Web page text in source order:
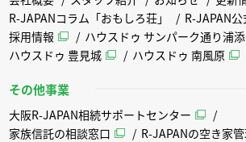
R-JAPANコラム「おもしろ荘」
R-JAPAN
採用情報
ハウスドゥ サンパーク通り浦添
ハウスドゥ 豊見城
ハウスドゥ 南風原
その他事業
大阪R-JAPAN相続サポートセンター
家族信託の相談窓口
R-JAPANの空き家